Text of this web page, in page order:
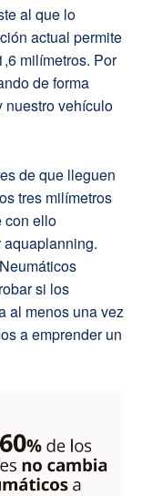
al que lo
actual permite
milímetros. Por
de forma
nuestro vehículo
de que lleguen
tres milímetros
con ello
si los
al menos una vez
a emprender un